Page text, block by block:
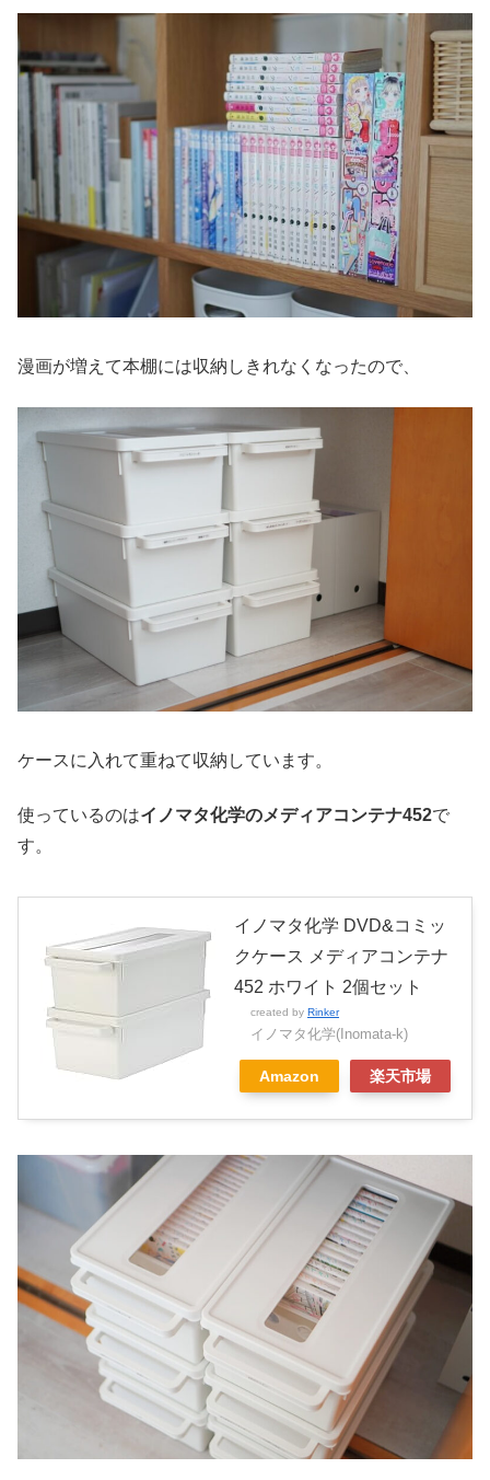
漫画が増えて本棚には収納しきれなくなったので、
ケースに入れて重ねて収納しています。
使っているのはイノマタ化学のメディアコンテナ452で
す。
イノマタ化学 DVD&コミッ
クケース メディアコンテナ
452 ホワイト 2個セット
created by Rinker
イノマタ化学(Inomata-k)
Amazon 楽天市場